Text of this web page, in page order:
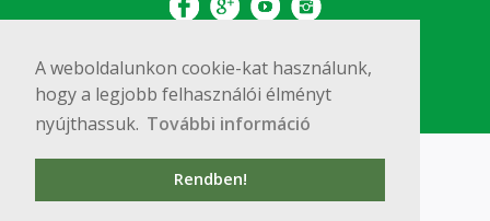
A weboldalunkon cookie-kat használunk,
hogy a legjobb felhasználói élményt
nyújthassuk. További információ
Rendben!
Copyright © 2020 BME Építőmérnöki Kar
1111 Budapest, Műegyetem rkp. 3.